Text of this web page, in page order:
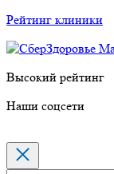
Рейтинг клиники
Высокий рейтинг
Наши соцсети